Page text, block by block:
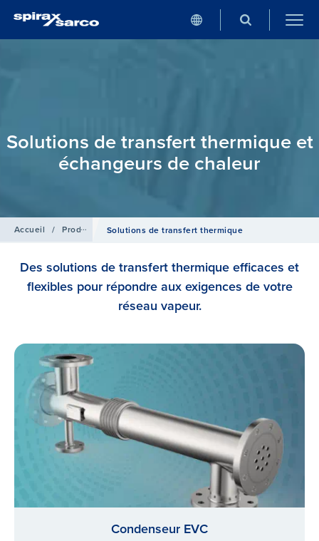
Solutions de transfert thermique et
échangeurs de chaleur
Accueil / Produits Solutions de transfert thermique
Des solutions de transfert thermique efficaces et
flexibles pour répondre aux exigences de votre
réseau vapeur.
Condenseur EVC